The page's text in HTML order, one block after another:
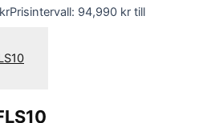
krPrisintervall: 94,990 kr till